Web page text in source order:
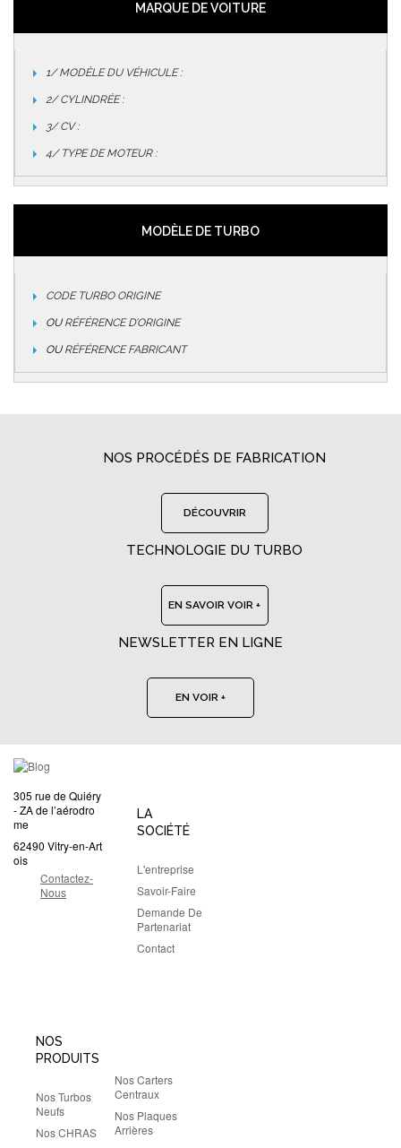
MARQUE DE VOITURE
1/ MODÈLE DU VÉHICULE :
2/ CYLINDRÉE :
3/ CV :
4/ TYPE DE MOTEUR :
MODÈLE DE TURBO
CODE TURBO ORIGINE
OURÉFÉRENCE D’ORIGINE
OURÉFÉRENCE FABRICANT
NOS PROCÉDÉS DE FABRICATION
DÉCOUVRIR
TECHNOLOGIE DU TURBO
EN SAVOIR VOIR +
NEWSLETTER EN LIGNE
EN VOIR +
305 rue de Quiéry
- ZA de l’aérodro
me
62490 Vitry-en-Art
ois
Contactez-
Nous
LA
SOCIÉTÉ
L'entreprise
Savoir-Faire
Demande De
Partenariat
Contact
NOS
PRODUITS
Nos Turbos
Neufs
Nos CHRAS
Nos Carters
Centraux
Nos Plaques
Arrières